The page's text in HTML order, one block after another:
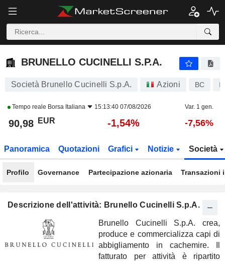
BRUNELLO CUCINELLI S.P.A.
BRUNELLO CUCINELLI S.P.A.
Società Brunello Cucinelli S.p.A. Azioni BC
Tempo reale Borsa Italiana 15:13:40 07/08/2026 Var. 1 gen.
90,98 EUR -1,54% -7,56%
Panoramica Quotazioni Grafici Notizie Società
Profilo Governance Partecipazione azionaria Transazioni
Descrizione dell'attività: Brunello Cucinelli S.p.A.
Brunello Cucinelli S.p.A. crea,
produce e commercializza capi di
abbigliamento in cachemire. Il
fatturato per attività è ripartito